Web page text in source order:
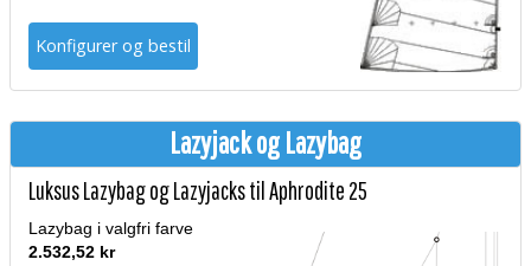
Konfigurer og bestil
Lazyjack og Lazybag
Luksus Lazybag og Lazyjacks til Aphrodite 25
Lazybag i valgfri farve
2.532,52 kr